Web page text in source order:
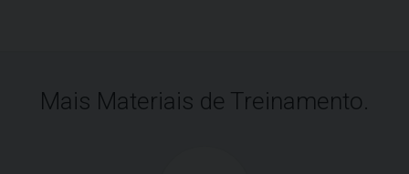
Mais Materiais de Treinamento.